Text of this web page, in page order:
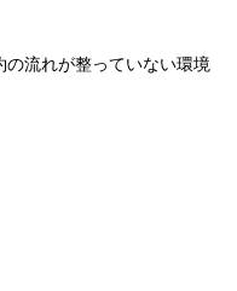
流れが整っていない環境